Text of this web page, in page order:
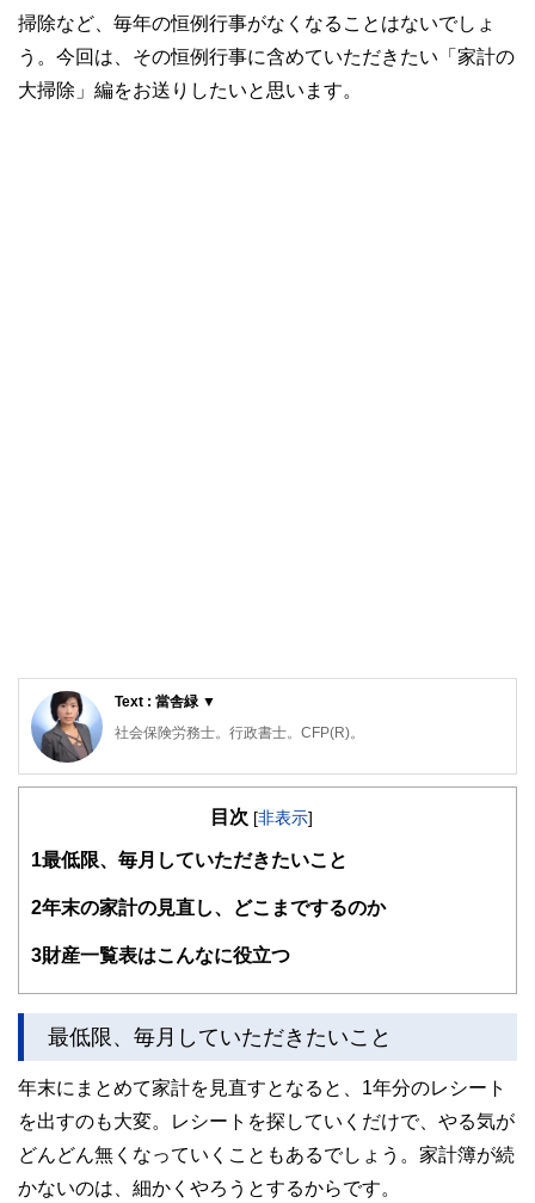
掃除など、毎年の恒例行事がなくなることはないでしょ
う。今回は、その恒例行事に含めていただきたい「家計の
大掃除」編をお送りしたいと思います。
Text : 當舎緑 ▼
社会保険労務士。行政書士。CFP(R)。
阪神淡路大震災の経験から、法律やお金の大切さを実感し、
続き、相談にのる傍ら、一般消費者向けのセミナーや執筆活
融ブックス）。「子どもにかけるお金の本」（主婦の友社）
女2人男1人の3児の母でもある。
目次 [非表示]
1最低限、毎月していただきたいこと
2年末の家計の見直し、どこまでするのか
3財産一覧表はこんなに役立つ
最低限、毎月していただきたいこと
年末にまとめて家計を見直すとなると、1年分のレシート
を出すのも大変。レシートを探していくだけで、やる気が
どんどん無くなっていくこともあるでしょう。家計簿が続
かないのは、細かくやろうとするからです。